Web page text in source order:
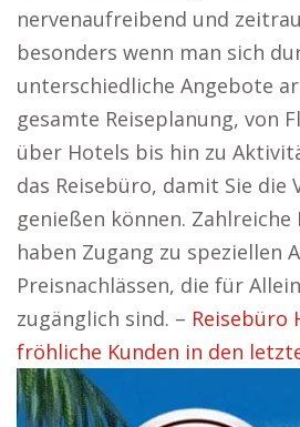
nervenaufreibend und
besonders wenn man sich
unterschiedliche Angebote
gesamte Reiseplanung, von
über Hotels bis hin zu
das Reisebüro, damit Sie die
genießen können. Zahlreiche
haben Zugang zu speziellen
Preisnachlässen, die für
zugänglich sind. – Reisebüro
fröhliche Kunden in den